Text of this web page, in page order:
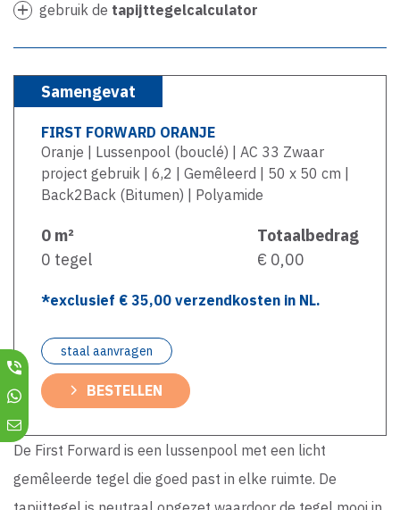
gebruik de tapijttegelcalculator
Samengevat
FIRST FORWARD ORANJE
Oranje | Lussenpool (bouclé) | AC 33 Zwaar
project gebruik | 6,2 | Gemêleerd | 50 x 50 cm |
Back2Back (Bitumen) | Polyamide
0 m²
0 tegel
Totaalbedrag
€ 0,00
*exclusief € 35,00 verzendkosten in NL.
staal aanvragen
BESTELLEN
De First Forward is een lussenpool met een licht
gemêleerde tegel die goed past in elke ruimte. De